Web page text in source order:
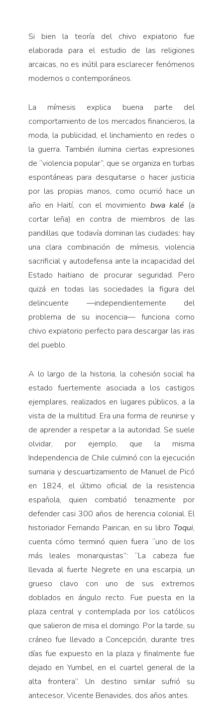
Si bien la teoría del chivo expiatorio fue
elaborada para el estudio de las religiones
arcaicas, no es inútil para esclarecer fenómenos
modernos o contemporáneos.
La mímesis explica buena parte del
comportamiento de los mercados financieros, la
moda, la publicidad, el linchamiento en redes o
la guerra. También ilumina ciertas expresiones
de “violencia popular”, que se organiza en turbas
espontáneas para desquitarse o hacer justicia
por las propias manos, como ocurrió hace un
año en Haití, con el movimiento bwa kalé (a
cortar leña) en contra de miembros de las
pandillas que todavía dominan las ciudades: hay
una clara combinación de mímesis, violencia
sacrificial y autodefensa ante la incapacidad del
Estado haitiano de procurar seguridad. Pero
quizá en todas las sociedades la figura del
delincuente —independientemente del
problema de su inocencia— funciona como
chivo expiatorio perfecto para descargar las iras
del pueblo.
A lo largo de la historia, la cohesión social ha
estado fuertemente asociada a los castigos
ejemplares, realizados en lugares públicos, a la
vista de la multitud. Era una forma de reunirse y
de aprender a respetar a la autoridad. Se suele
olvidar, por ejemplo, que la misma
Independencia de Chile culminó con la ejecución
sumaria y descuartizamiento de Manuel de Picó
en 1824, el último oficial de la resistencia
española, quien combatió tenazmente por
defender casi 300 años de herencia colonial. El
historiador Fernando Pairican, en su libro Toqui,
cuenta cómo terminó quien fuera “uno de los
más leales monarquistas”: “La cabeza fue
llevada al fuerte Negrete en una escarpia, un
grueso clavo con uno de sus extremos
doblados en ángulo recto. Fue puesta en la
plaza central y contemplada por los católicos
que salieron de misa el domingo. Por la tarde, su
cráneo fue llevado a Concepción, durante tres
días fue expuesto en la plaza y finalmente fue
dejado en Yumbel, en el cuartel general de la
alta frontera”. Un destino similar sufrió su
antecesor, Vicente Benavides, dos años antes.